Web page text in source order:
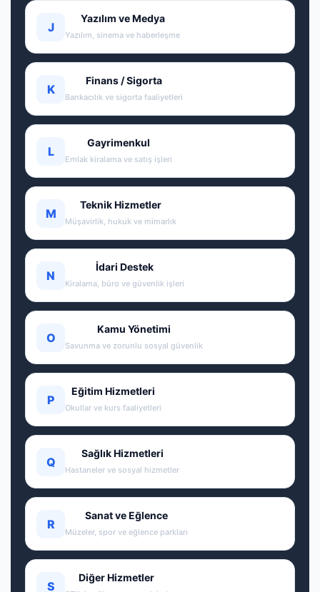
J
Yazılım ve Medya
Yazılım, sinema ve haberleşme
K
Finans / Sigorta
Bankacılık ve sigorta faaliyetleri
L
Gayrimenkul
Emlak kiralama ve satış işleri
M
Teknik Hizmetler
Müşavirlik, hukuk ve mimarlık
N
İdari Destek
Kiralama, büro ve güvenlik işleri
O
Kamu Yönetimi
Savunma ve zorunlu sosyal güvenlik
P
Eğitim Hizmetleri
Okullar ve kurs faaliyetleri
Q
Sağlık Hizmetleri
Hastaneler ve sosyal hizmetler
R
Sanat ve Eğlence
Müzeler, spor ve eğlence parkları
S
Diğer Hizmetler